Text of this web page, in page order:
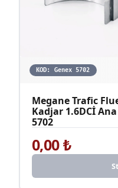
KOD: Genex 5702
Megane Trafic
Kadjar 1.6DCİ
5702
0,00₺